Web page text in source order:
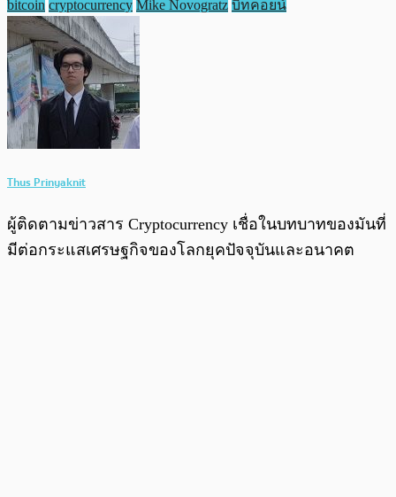
bitcoin cryptocurrency Mike Novogratz บิทคอยน์
Thus Prinyaknit
ผู้ติดตามข่าวสาร Cryptocurrency เชื่อในบทบาทของมันที่
มีต่อกระแสเศรษฐกิจของโลกยุคปัจจุบันและอนาคต